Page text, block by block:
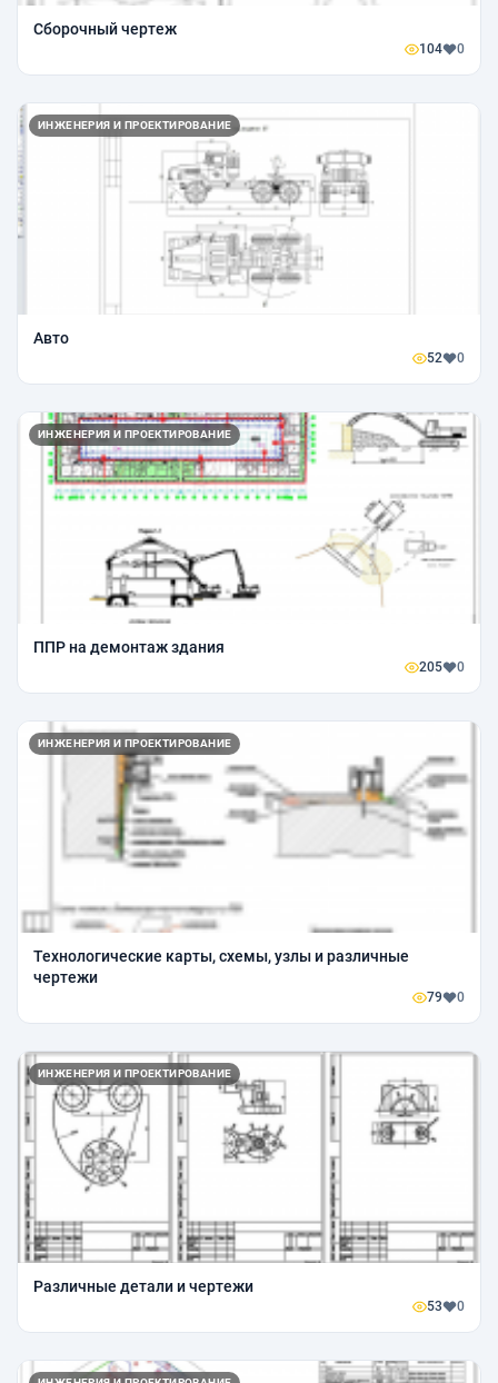
Сборочный чертеж
104 0
ИНЖЕНЕРИЯ И ПРОЕКТИРОВАНИЕ
Авто
52 0
ИНЖЕНЕРИЯ И ПРОЕКТИРОВАНИЕ
ППР на демонтаж здания
205 0
ИНЖЕНЕРИЯ И ПРОЕКТИРОВАНИЕ
Технологические карты, схемы, узлы и различные
чертежи
79 0
ИНЖЕНЕРИЯ И ПРОЕКТИРОВАНИЕ
Различные детали и чертежи
53 0